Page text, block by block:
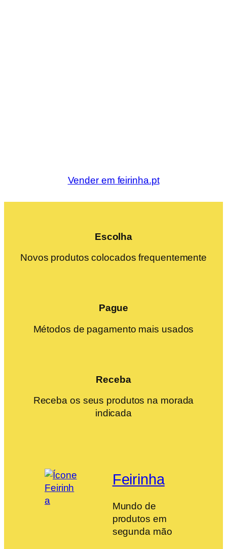
Vender em feirinha.pt
Escolha
Novos produtos colocados frequentemente
Pague
Métodos de pagamento mais usados
Receba
Receba os seus produtos na morada
indicada
Feirinha
Mundo de
produtos em
segunda mão